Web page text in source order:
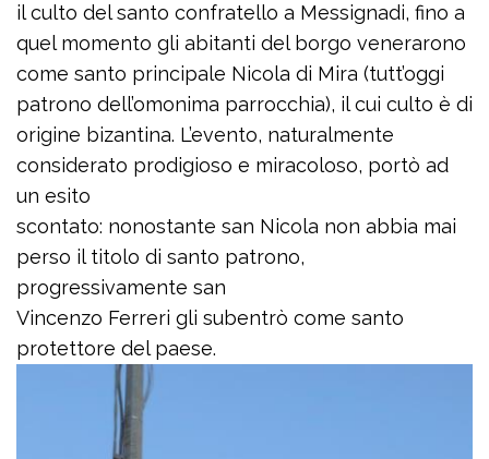
il culto del santo confratello a Messignadi, fino a
quel momento gli abitanti del borgo venerarono
come santo principale Nicola di Mira (tutt’oggi
patrono dell’omonima parrocchia), il cui culto è di
origine bizantina. L’evento, naturalmente
considerato prodigioso e miracoloso, portò ad
un esito
scontato: nonostante san Nicola non abbia mai
perso il titolo di santo patrono,
progressivamente san
Vincenzo Ferreri gli subentrò come santo
protettore del paese.